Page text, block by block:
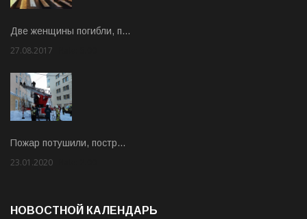
Две женщины погибли, п…
27.08.2017
Пожар потушили, постр…
23.01.2020
НОВОСТНОЙ КАЛЕНДАРЬ